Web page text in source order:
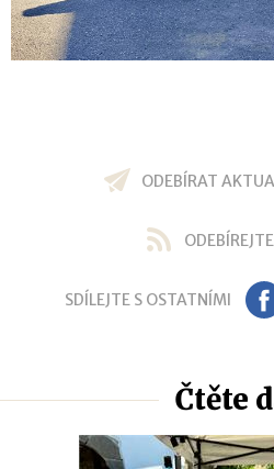
ODEBÍRAT
SDÍLEJTE S OSTATNÍMI FB
Čtěte